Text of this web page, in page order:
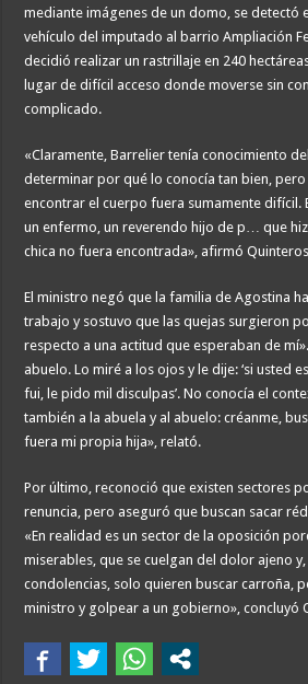
mediante imágenes de un domo, se detectó
vehículo del imputado al barrio Ampliación
decidió realizar un rastrillaje en 240
lugar de difícil acceso donde moverse sin
complicado.
«Claramente, Barrelier tenía conocimiento
determinar por qué lo conocía tan bien,
encontrar el cuerpo fuera sumamente difícil.
un enfermo, un reverendo hijo de p… que
chica no fuera encontrada», afirmó
El ministro negó que la familia de Agostina
trabajo y sostuvo que las quejas surgieron
respecto a una actitud que esperaban de
abuelo. Lo miré a los ojos y le dije: ‘si usted
fui, le pido mil disculpas’. No conocía el
también a la abuela y al abuelo: créanme,
fuera mi propia hija», relató.
Por último, reconoció que existen sectores
renuncia, pero aseguró que buscan sacar
«En realidad es un sector de la oposición
miserables, que se cuelgan del dolor ajeno
condolencias, solo quieren buscar carroña,
ministro y golpear a un gobierno», concluyó